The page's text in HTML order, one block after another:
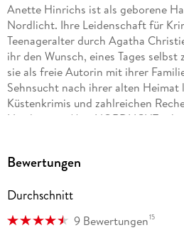
Anette Hinrichs ist als geborene
Nordlicht. Ihre Leidenschaft für
Teenageralter durch Agatha
ihr den Wunsch, eines Tages
sie als freie Autorin mit ihrer
Sehnsucht nach ihrer alten Heimat
Küstenkrimis und zahlreichen
Norden aus. Mit »NORDLICHT«,
Leser und steht regelmäßig auf der
Bewertungen
Durchschnitt
9 Bewertungen15